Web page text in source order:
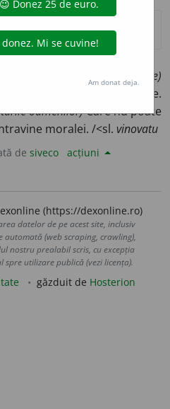
(despre persoane)
legii sau a normelor morale.
oamenilor)Care nu poate
moralei. /<sl. vinovatu
de siveco acțiuni
(https://dexonline.ro)
datelor de pe acest site, inclusiv
automată (web scraping, crawling),
nostru prealabil scris, cu excepția
utilizare publică (vezi licența).
găzduit de Hosterion
Am donat deja.